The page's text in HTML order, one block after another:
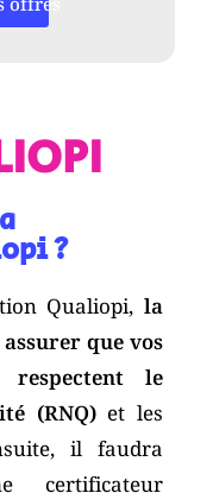
?
Qualiopi, la
que vos
respectent le
(RNQ)et les
il faudra
certificateur